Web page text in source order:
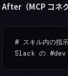
After（MCP コネ
# スキル内の指